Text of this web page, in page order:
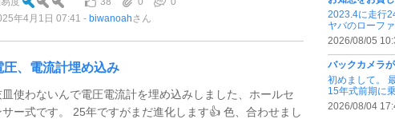
年4月1日 07:41
biwanoahさん
圧、電流計埋め込み
皿使わないんで電圧電流計を埋め込みしました、ホールセ
サー式です。 25年ですがまだ進化します👍 色、合わせまし
2023.4に走行
ヤバのローフ
2026/08/05
バックカメラ
初めまして。
15年式前期に
2026/08/04